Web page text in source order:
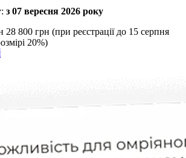
з 07 вересня 2026 року
28 800 грн (при реєстрації до 15 серпня
20%)